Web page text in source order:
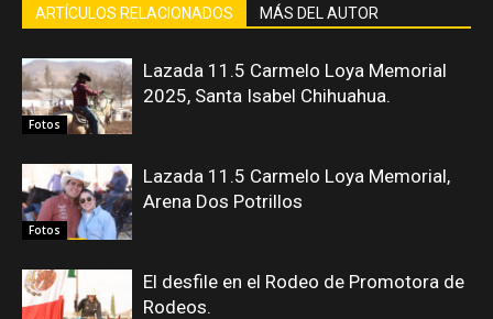
ARTÍCULOS RELACIONADOS MÁS DEL AUTOR
Fotos
Lazada 11.5 Carmelo Loya Memorial
2025, Santa Isabel Chihuahua.
Fotos
Lazada 11.5 Carmelo Loya Memorial,
Arena Dos Potrillos
El desfile en el Rodeo de Promotora de
Rodeos.